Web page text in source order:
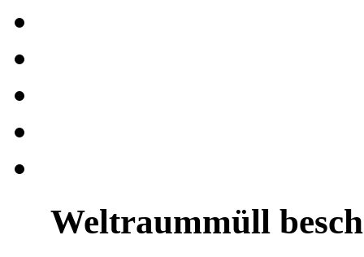
Weltraummüll